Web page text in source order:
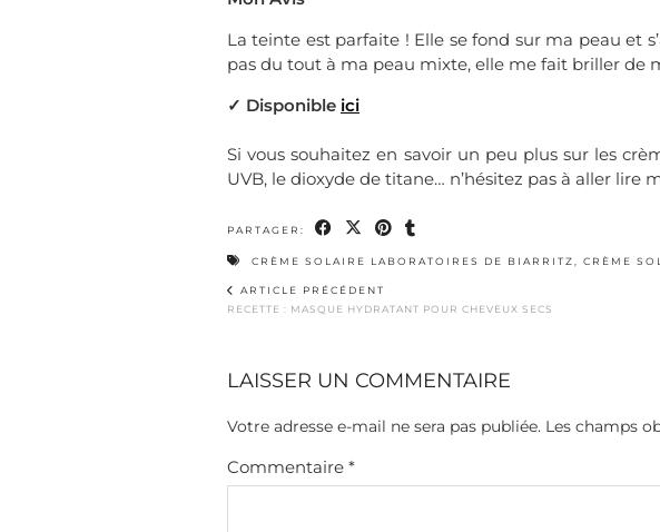
La teinte est parfaite ! Elle se fond sur ma peau et
pas du tout à ma peau mixte, elle me fait briller de
✓ Disponible ici
Si vous souhaitez en savoir un peu plus sur les
UVB, le dioxyde de titane… n’hésitez pas à aller lire
PARTAGER:
CRÈME SOLAIRE LABORATOIRES DE BIARRITZ CRÈME
ARTICLE PRÉCÉDENT
RECETTE : MASQUE HYDRATANT POUR CHEVEUX SECS
LAISSER UN COMMENTAIRE
Votre adresse e-mail ne sera pas publiée. Les champs
Commentaire *